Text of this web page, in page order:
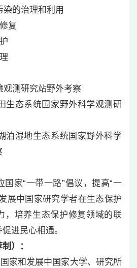
的治理和利用
复
测研究站野外考察
态系统国家野外科学观测研
湿地生态系统国家野外科学
家“一带一路”倡议，提高“一
展中国家研究学者在生态保护
，培养生态保护修复领域的联
进民心相通。
）：
家和发展中国家大学、研究所